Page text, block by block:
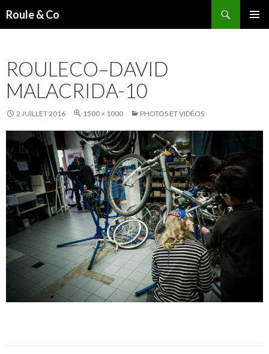
Roule & Co
PRINCIPAL
ROULECO–DAVID
MALACRIDA-10
2 JUILLET 2016 1500 × 1000 PHOTOS ET VIDÉOS